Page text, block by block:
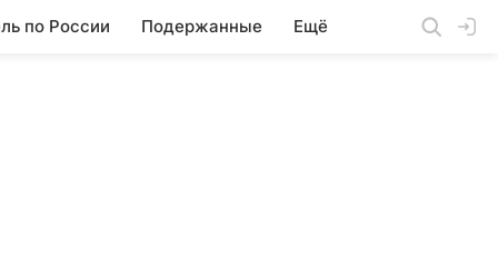
по России Подержанные Ещё